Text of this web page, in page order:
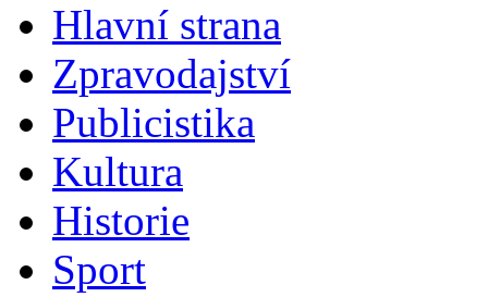
Hlavní strana
Zpravodajství
Publicistika
Kultura
Historie
Sport